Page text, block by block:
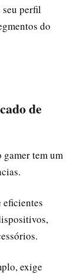
seu perfil
do
de
tem um
eficientes
exige